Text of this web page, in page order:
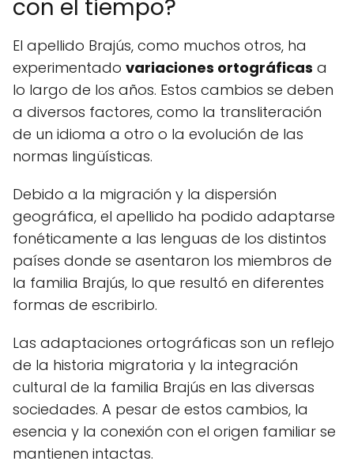
con el tiempo?
El apellido Brajús, como muchos otros, ha
experimentado variaciones ortográficas a
lo largo de los años. Estos cambios se deben
a diversos factores, como la transliteración
de un idioma a otro o la evolución de las
normas lingüísticas.
Debido a la migración y la dispersión
geográfica, el apellido ha podido adaptarse
fonéticamente a las lenguas de los distintos
países donde se asentaron los miembros de
la familia Brajús, lo que resultó en diferentes
formas de escribirlo.
Las adaptaciones ortográficas son un reflejo
de la historia migratoria y la integración
cultural de la familia Brajús en las diversas
sociedades. A pesar de estos cambios, la
esencia y la conexión con el origen familiar se
mantienen intactas.